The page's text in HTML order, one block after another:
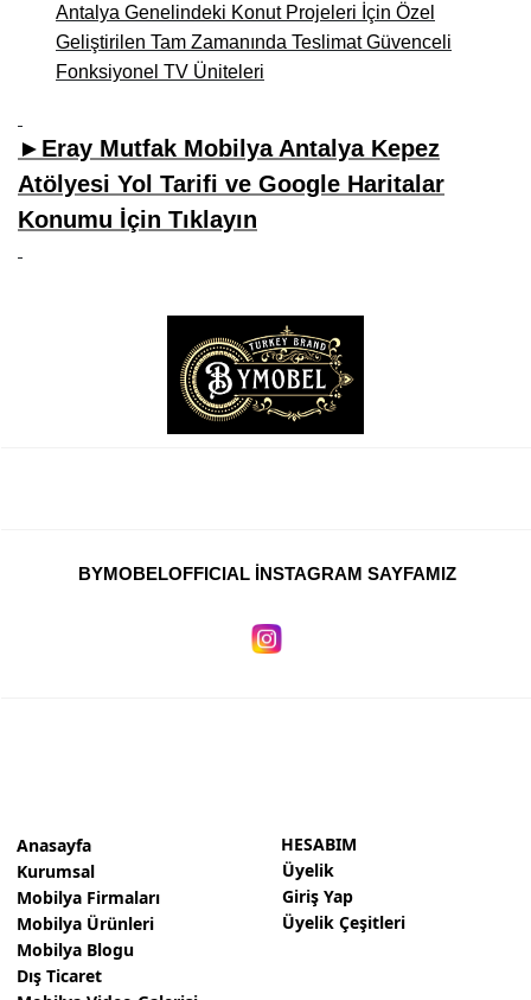
Antalya Genelindeki Konut Projeleri İçin Özel
Geliştirilen Tam Zamanında Teslimat Güvenceli
Fonksiyonel TV Üniteleri
►Eray Mutfak Mobilya Antalya Kepez
Atölyesi Yol Tarifi ve Google Haritalar
Konumu İçin Tıklayın
BYMOBELOFFICIAL İNSTAGRAM SAYFAMIZ
Anasayfa
Kurumsal
Mobilya Firmaları
Mobilya Ürünleri
Mobilya Blogu
Dış Ticaret
HESABIM
Üyelik
Giriş Yap
Üyelik Çeşitleri